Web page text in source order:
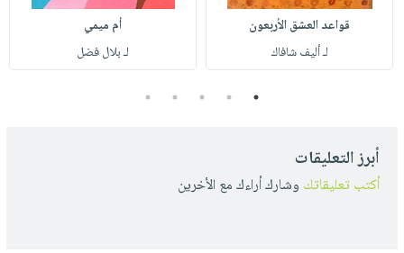
قواعد العشق الأربعون
لـ أليف شافاك
أم ميمي
لـ بلال فضل
1
2
3
4
5
أبرز التعليقات
أكتب تعليقاتك وشارك أراءك مع الأخرين